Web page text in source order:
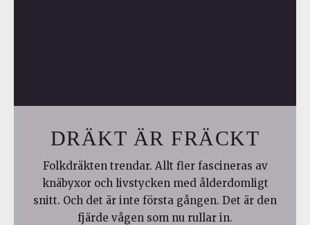
DRÄKT ÄR FRÄCKT
Folkdräkten trendar. Allt fler fascineras av
knäbyxor och livstycken med ålderdomligt
snitt. Och det är inte första gången. Det är den
fjärde vågen som nu rullar in.